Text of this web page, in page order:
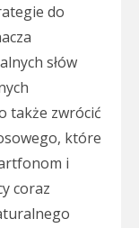
do
słów
także zwrócić
które
i
coraz